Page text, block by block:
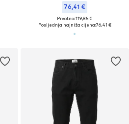
76,41 €
Prvotno: 119,85 €
Posljednja najniža cijena:76,41 €